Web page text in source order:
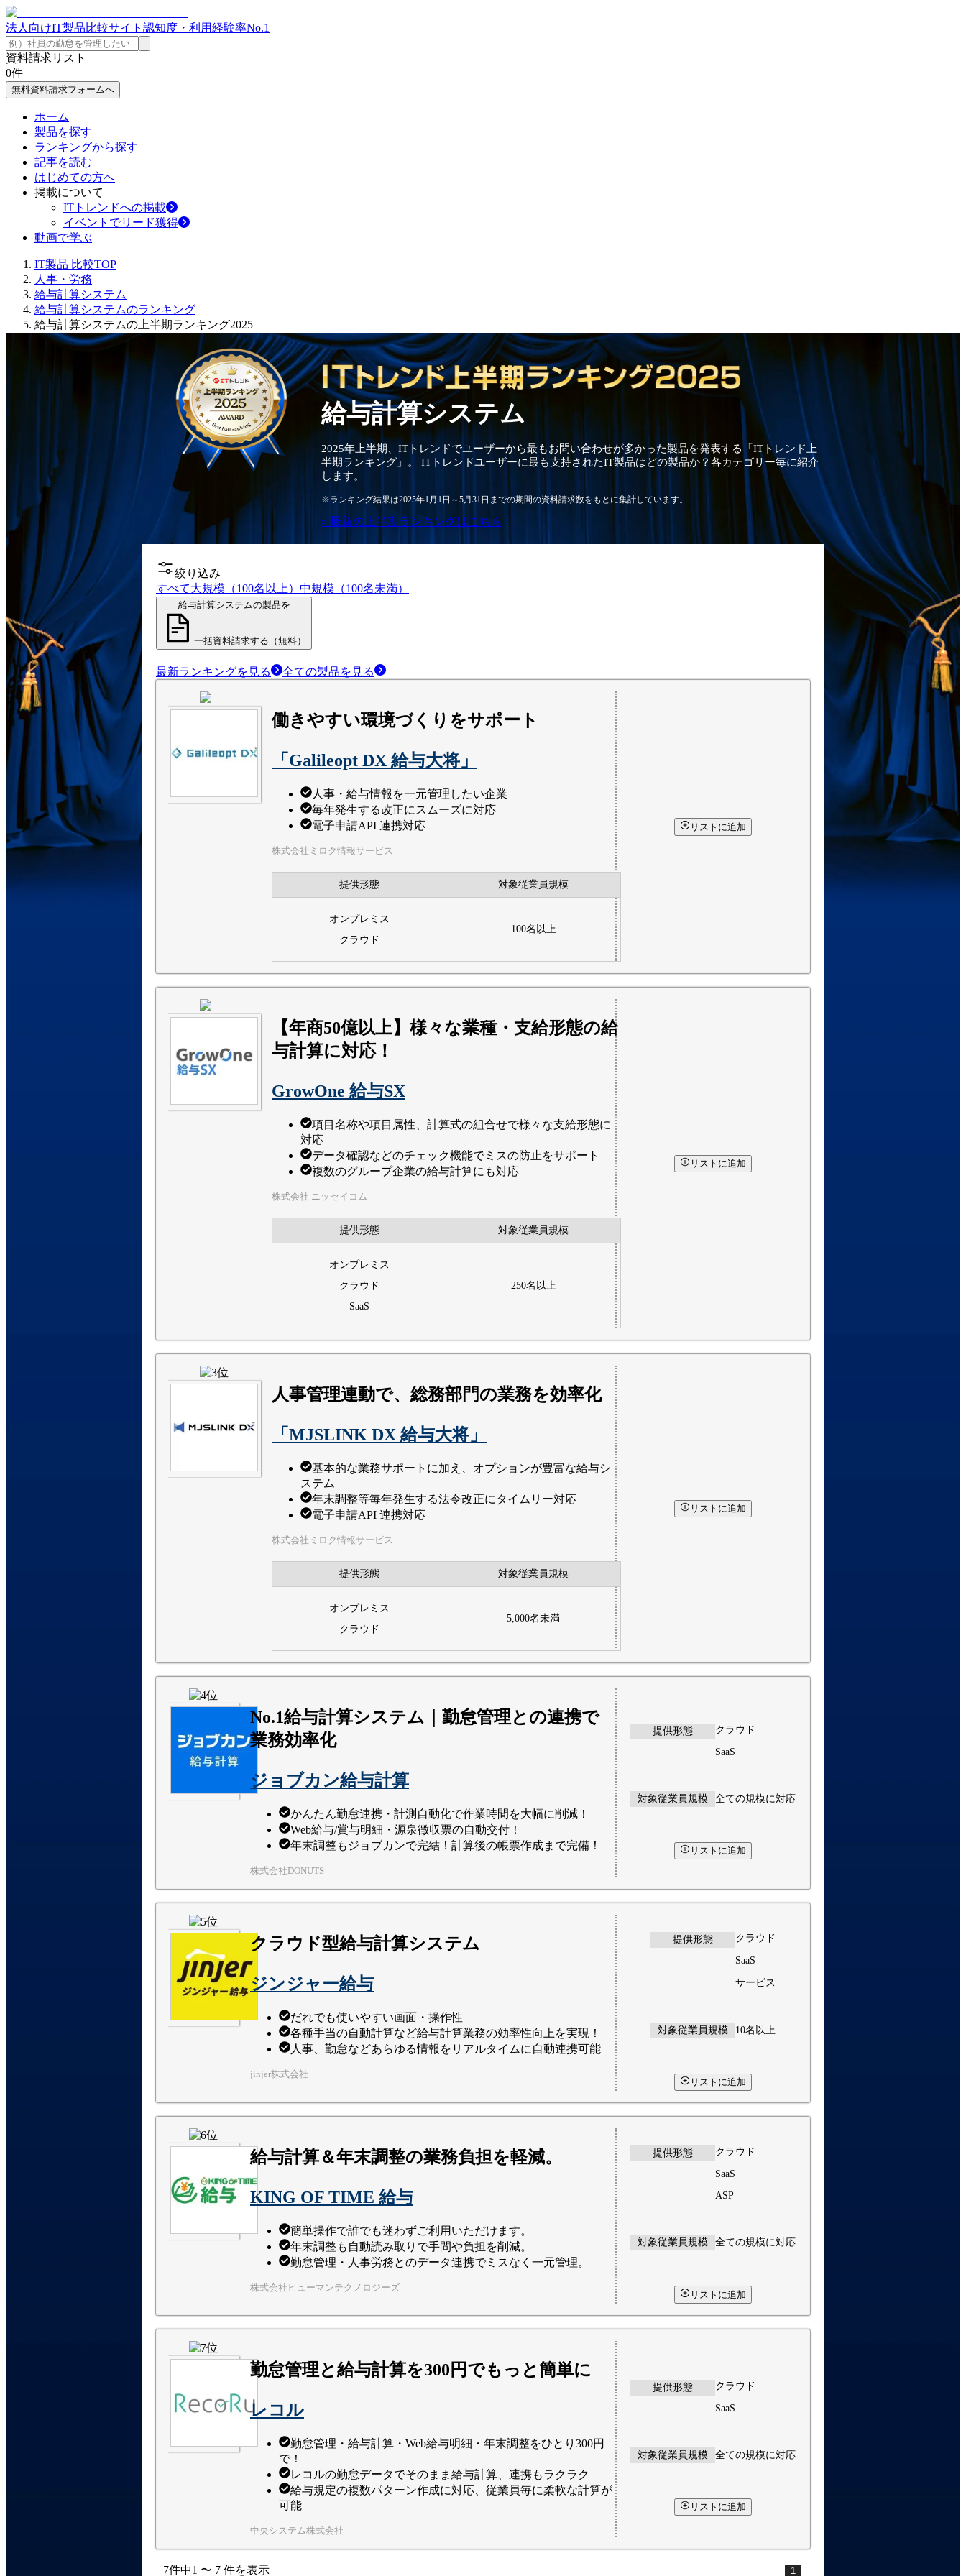
法人向けIT製品比較サイト 認知度・利用経験率No.1
資料請求リスト
0件
無料資料請求フォームへ
ホーム
製品を探す
ランキングから探す
記事を読む
はじめての方へ
掲載について
ITトレンドへの掲載
イベントでリード獲得
動画で学ぶ
IT製品 比較TOP
人事・労務
給与計算システム
給与計算システムのランキング
給与計算システムの上半期ランキング2025
給与計算システム
2025年上半期 、ITトレンドでユーザーから最もお問い合わせが多かった製品を発表する「ITトレンド上
半期ランキング」。 ITトレンドユーザーに最も支持されたIT製品はどの製品か？各カテゴリー毎に紹介
します。
※ランキング結果は2025年1月1日～5月31日 までの期間の資料請求数をもとに集計しています。
» 最新の上半期ランキングはこちら
絞り込み
すべて大規模（100名以上） 中規模（100名未満）
給与計算システムの製品を
一括資料請求する（無料）
最新ランキングを見る 全ての製品を見る
働きやすい環境づくりをサポート
「Galileopt DX 給与大将」
人事・給与情報を一元管理したい企業
毎年発生する改正にスムーズに対応
電子申請API 連携対応
株式会社ミロク情報サービス
提供形態 対象従業員規模
オンプレミス
クラウド
100名以上
リストに追加
【年商50億以上】様々な業種・支給形態の給
与計算に対応！
GrowOne 給与SX
項目名称や項目属性、計算式の組合せで様々な支給形態に
対応
データ確認などのチェック機能でミスの防止をサポート
複数のグループ企業の給与計算にも対応
株式会社 ニッセイコム
提供形態 対象従業員規模
オンプレミス
クラウド
SaaS
250名以上
リストに追加
人事管理連動で、総務部門の業務を効率化
「MJSLINK DX 給与大将」
基本的な業務サポートに加え、オプションが豊富な給与シ
ステム
年末調整等毎年発生する法令改正にタイムリー対応
電子申請API 連携対応
株式会社ミロク情報サービス
提供形態 対象従業員規模
オンプレミス
クラウド
5,000名未満
リストに追加
No.1給与計算システム｜勤怠管理との連携で
業務効率化
ジョブカン給与計算
かんたん勤怠連携・計測自動化で作業時間を大幅に削減！
Web給与/賞与明細・源泉徴収票の自動交付！
年末調整もジョブカンで完結！計算後の帳票作成まで完備！
株式会社DONUTS
提供形態 クラウド
SaaS
対象従業員規模 全ての規模に対応
リストに追加
クラウド型給与計算システム
ジンジャー給与
だれでも使いやすい画面・操作性
各種手当の自動計算など給与計算業務の効率性向上を実現！
人事、勤怠などあらゆる情報をリアルタイムに自動連携可能
jinjer株式会社
提供形態 クラウド
SaaS
サービス
対象従業員規模 10名以上
リストに追加
給与計算＆年末調整の業務負担を軽減。
KING OF TIME 給与
簡単操作で誰でも迷わずご利用いただけます。
年末調整も自動読み取りで手間や負担を削減。
勤怠管理・人事労務とのデータ連携でミスなく一元管理。
株式会社ヒューマンテクノロジーズ
提供形態 クラウド
SaaS
ASP
対象従業員規模 全ての規模に対応
リストに追加
勤怠管理と給与計算を300円でもっと簡単に
レコル
勤怠管理・給与計算・Web給与明細・年末調整をひとり300円
で！
レコルの勤怠データでそのまま給与計算、連携もラクラク
給与規定の複数パターン作成に対応、従業員毎に柔軟な計算が
可能
中央システム株式会社
提供形態 クラウド
SaaS
対象従業員規模 全ての規模に対応
リストに追加
7件中1 〜 7 件を表示 1